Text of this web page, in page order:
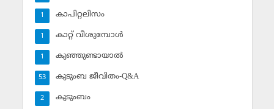
കാപിറ്റലിസം
1
കാറ്റ് വീശുമ്പോള്‍
1
കുഞ്ഞുണ്ടായാല്‍
1
കുടുംബ ജീവിതം-Q&A
53
കുടുംബം
2